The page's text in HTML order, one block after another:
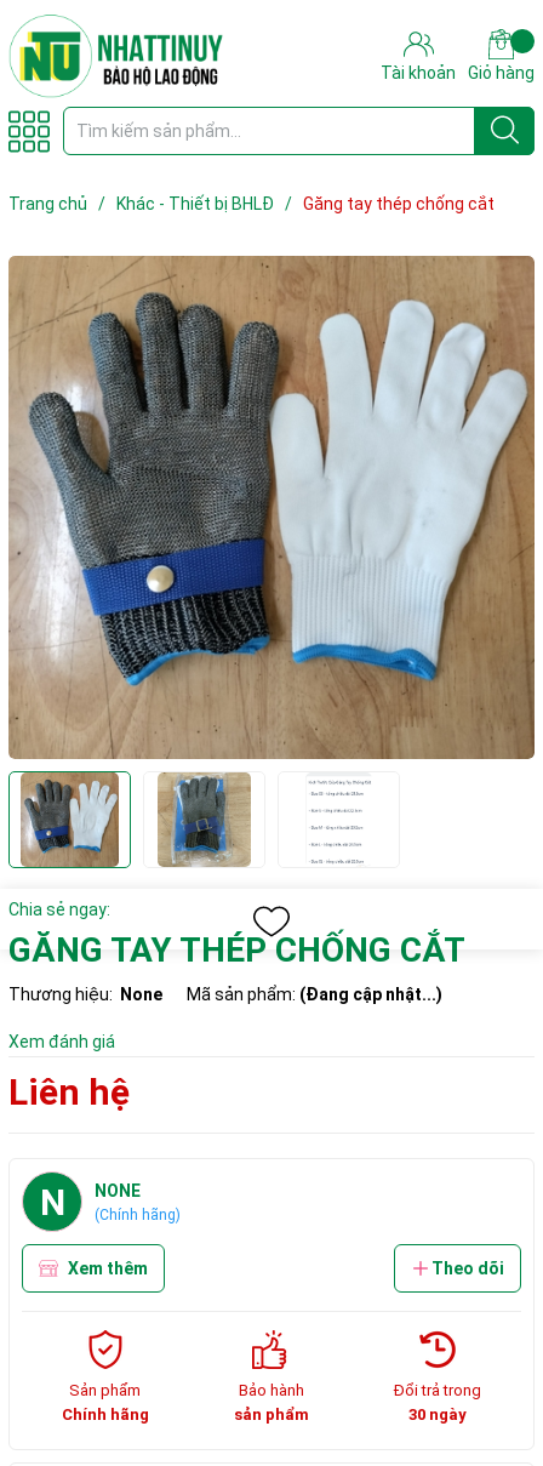
Tài khoản Giỏ hàng
Trang chủ / Khác - Thiết bị BHLĐ / Găng tay thép chống cắt
Chia sẻ ngay:
GĂNG TAY THÉP CHỐNG CẮT
Thương hiệu: None Mã sản phẩm: (Đang cập nhật...)
Xem đánh giá
Liên hệ
N NONE
(Chính hãng)
Xem thêm Theo dõi
Sản phẩm
Chính hãng
Bảo hành
sản phẩm
Đổi trả trong
30 ngày